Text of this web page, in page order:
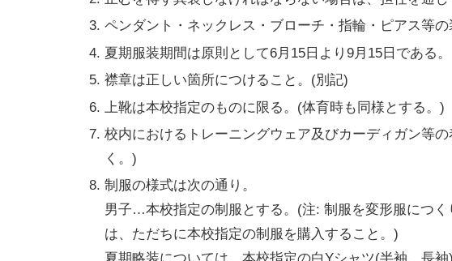
ペンダント・ネックレス・ブローチ・指輪・ピアス等の
夏期服装期間は原則として6月15日より9月15日である。
襟章は正しい箇所につけること。(別記)
上靴は本校指定のものに限る。(体育時も同様とする。)
校内におけるトレーニングウェア及びカーディガン等
く。)
制服の様式は次の通り。
男子…本校指定の制服とする。(注: 制服を変形服につ
は、ただちに本校指定の制服を購入すること。)